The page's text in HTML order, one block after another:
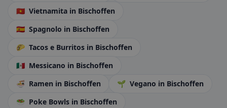
🇻🇳 Vietnamita in Bischoffen
🇪🇸 Spagnolo in Bischoffen
🌮 Tacos e Burritos in Bischoffen
🇲🇽 Messicano in Bischoffen
🍜 Ramen in Bischoffen 🌱 Vegano in Bischoffen
🥗 Poke Bowls in Bischoffen